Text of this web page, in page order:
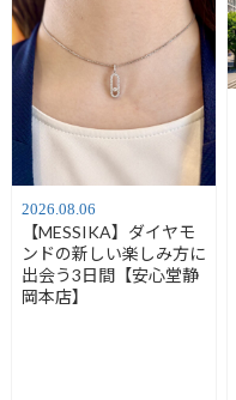
2026.08.06
【MESSIKA】ダイヤモ
ンドの新しい楽しみ方に
出会う3日間【安心堂静
岡本店】